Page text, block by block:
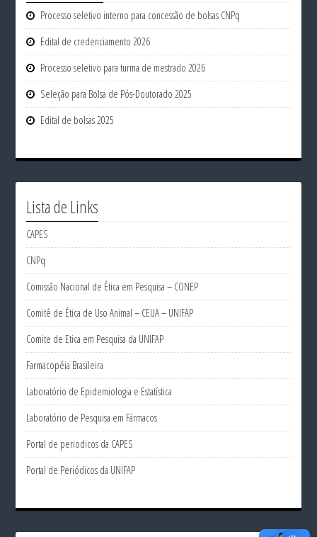
Processo seletivo interno para concessão de bolsas CNPq
Edital de credenciamento 2026
Processo seletivo para turma de mestrado 2026
Seleção para Bolsa de Pós-Doutorado 2025
Edital de bolsas 2025
Lista de Links
CAPES
CNPq
Comissão Nacional de Ética em Pesquisa – CONEP
Comitê de Ética de Uso Animal – CEUA – UNIFAP
Comite de Etica em Pesquisa da UNIFAP
Farmacopéia Brasileira
Laboratório de Epidemiologia e Estatística
Laboratório de Pesquisa em Fármacos
Portal de periodicos da CAPES
Portal de Periódicos da UNIFAP